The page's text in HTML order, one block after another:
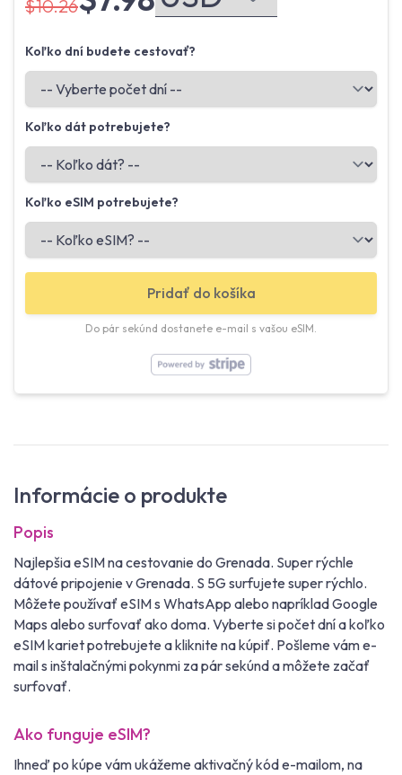
$10.26
Koľko dní budete cestovať?
Koľko dát potrebujete?
Koľko eSIM potrebujete?
Pridať do košíka
Do pár sekúnd dostanete e-mail s vašou eSIM.
Informácie o produkte
Popis
Najlepšia eSIM na cestovanie do Grenada. Super rýchle
dátové pripojenie v Grenada. S 5G surfujete super rýchlo.
Môžete používať eSIM s WhatsApp alebo napríklad Google
Maps alebo surfovať ako doma. Vyberte si počet dní a koľko
eSIM kariet potrebujete a kliknite na kúpiť. Pošleme vám e-
mail s inštalačnými pokynmi za pár sekúnd a môžete začať
surfovať.
Ako funguje eSIM?
Ihneď po kúpe vám ukážeme aktivačný kód e-mailom, na